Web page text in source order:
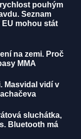
pouhým
Seznam
mohou stát
na zemi. Proč
MMA
Masvidal vidí v
sluchátka,
Bluetooth má